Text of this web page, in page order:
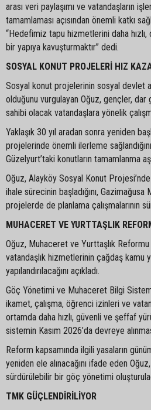
arası veri paylaşımı ve vatandaşların
tamamlaması açısından önemli katkı
“Hedefimiz tapu hizmetlerini daha
bir yapıya kavuşturmaktır” dedi.
SOSYAL KONUT PROJELERİ HIZ
Sosyal konut projelerinin sosyal devlet
olduğunu vurgulayan Oğuz, gençler,
sahibi olacak vatandaşlara yönelik
Yaklaşık 30 yıl aradan sonra yeniden
projelerinde önemli ilerleme
Güzelyurt’taki konutların tamamlanma
Oğuz, Alayköy Sosyal Konut
ihale sürecinin başladığını, Gazimağusa
projelerde de planlama çalışmalarının
MUHACERET VE YURTTAŞLIK
Oğuz, Muhaceret ve Yurttaşlık
vatandaşlık hizmetlerinin çağdaş kamu
yapılandırılacağını açıkladı.
Göç Yönetimi ve Muhaceret Bilgi
ikamet, çalışma, öğrenci izinleri ve
ortamda daha hızlı, güvenli ve şeffaf
sistemin Kasım 2026’da devreye
Reform kapsamında ilgili yasaların
yeniden ele alınacağını ifade eden
sürdürülebilir bir göç yönetimi
TMK GÜÇLENDİRİLİYOR